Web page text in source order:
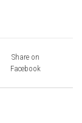
Share on
Facebook